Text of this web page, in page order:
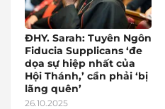
ĐHY. Sarah: Tuyên Ngôn
Fiducia Supplicans ‘đe
dọa sự hiệp nhất của
Hội Thánh,’ cần phải ‘bị
lãng quên’
26.10.2025